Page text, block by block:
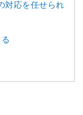
対応を任せられ